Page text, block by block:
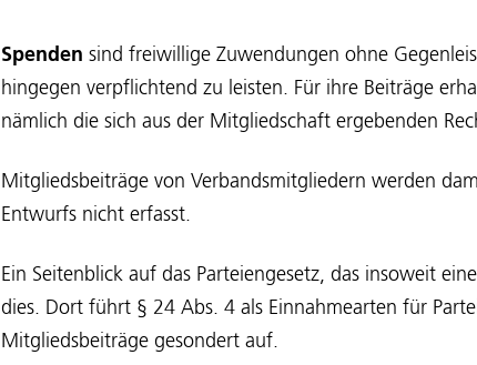
Spenden sind freiwillige Zuwendungen ohne
hingegen verpflichtend zu leisten. Für ihre Beiträge
nämlich die sich aus der Mitgliedschaft ergebenden
Mitgliedsbeiträge von Verbandsmitgliedern werden
Entwurfs nicht erfasst.
Ein Seitenblick auf das Parteiengesetz, das insoweit
dies. Dort führt § 24 Abs. 4 als Einnahmearten für
Mitgliedsbeiträge gesondert auf.